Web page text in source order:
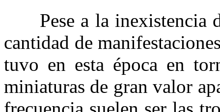
Pese a la inexistencia
cantidad de
tuvo en esta época en
miniaturas de gran valor